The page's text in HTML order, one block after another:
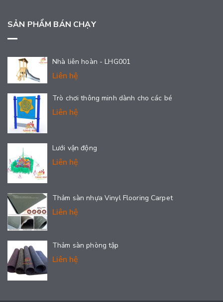
SẢN PHẨM BÁN CHẠY
Nhà liên hoàn - LHG001
Liên hệ
Trò chơi thông minh dành cho các bé
Liên hệ
Lưới vận động
Liên hệ
Thảm sàn nhựa Vinyl Flooring Carpet
Liên hệ
Thảm sàn phòng tập
Liên hệ